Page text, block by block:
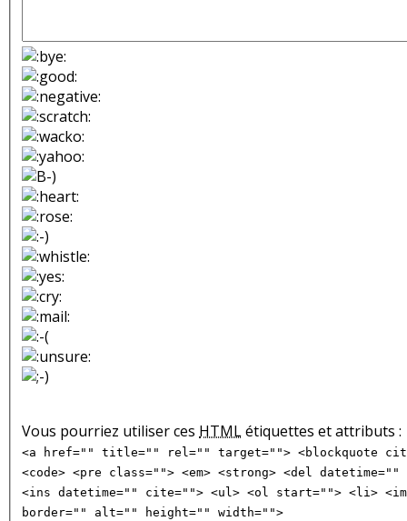
Vous pourriez utiliser ces HTMLétiquettes et attributs :
<a href="" title="" rel="" target=""> <blockquote
<code> <pre class=""> <em> <strong> <del
<ins datetime="" cite=""> <ul> <ol start=""> <li>
border="" alt="" height="" width="">